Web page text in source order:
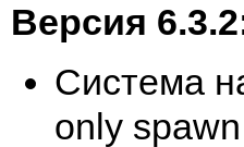
Версия
Система
only